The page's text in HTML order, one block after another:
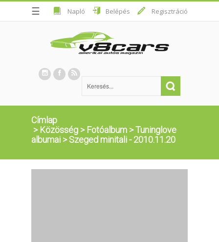
☰ Napló Belépés Regisztráció
Címlap
> Közösség > Fotóalbum >Tuninglove
albumai >Szeged minitali - 2010.11.20